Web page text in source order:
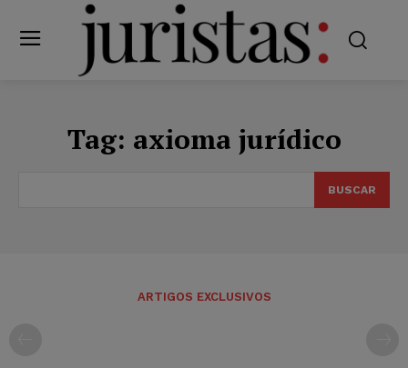
Tag: axioma jurídico
BUSCAR
ARTIGOS EXCLUSIVOS